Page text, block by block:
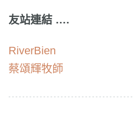
友站連結 ….
RiverBien
蔡頌輝牧師